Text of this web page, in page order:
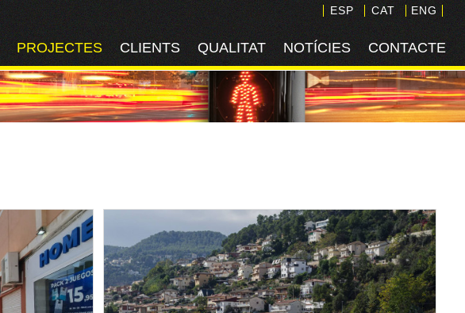
ESP CAT ENG
PROJECTES CLIENTS QUALITAT NOTÍCIES CONTACTE